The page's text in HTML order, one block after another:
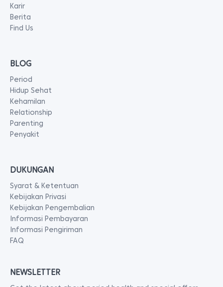
Karir
Berita
Find Us
BLOG
Period
Hidup Sehat
Kehamilan
Relationship
Parenting
Penyakit
DUKUNGAN
Syarat & Ketentuan
Kebijakan Privasi
Kebijakan Pengembalian
Informasi Pembayaran
Informasi Pengiriman
FAQ
NEWSLETTER